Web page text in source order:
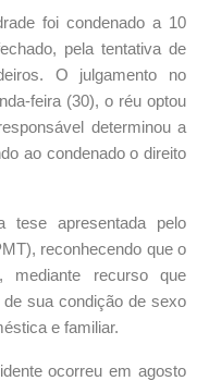
foi condenado a 10
pela tentativa de
O julgamento no
feira (30), o réu optou
determinou a
ao condenado o direito
tese apresentada pelo
reconhecendo que o
recurso que
sua condição de sexo
e familiar.
ocorreu em agosto